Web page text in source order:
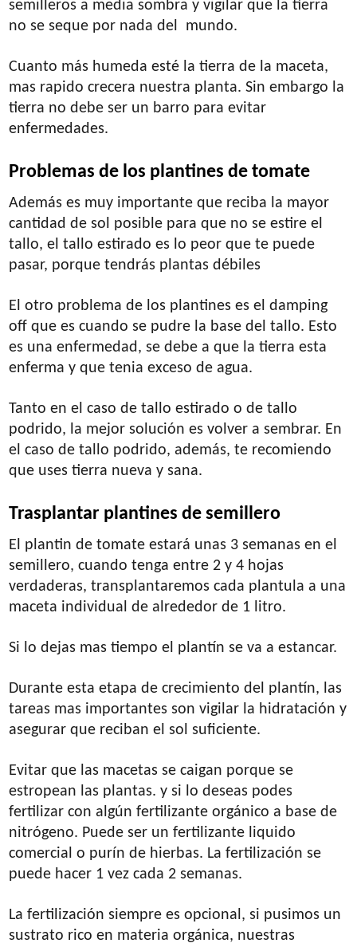
semilleros a media sombra y vigilar que la tierra
no se seque por nada del mundo.
Cuanto más humeda esté la tierra de la maceta,
mas rapido crecera nuestra planta. Sin embargo la
tierra no debe ser un barro para evitar
enfermedades.
Problemas de los plantines de tomate
Además es muy importante que reciba la mayor
cantidad de sol posible para que no se estire el
tallo, el tallo estirado es lo peor que te puede
pasar, porque tendrás plantas débiles
El otro problema de los plantines es el damping
off que es cuando se pudre la base del tallo. Esto
es una enfermedad, se debe a que la tierra esta
enferma y que tenia exceso de agua.
Tanto en el caso de tallo estirado o de tallo
podrido, la mejor solución es volver a sembrar. En
el caso de tallo podrido, además, te recomiendo
que uses tierra nueva y sana.
Trasplantar plantines de semillero
El plantin de tomate estará unas 3 semanas en el
semillero, cuando tenga entre 2 y 4 hojas
verdaderas, transplantaremos cada plantula a una
maceta individual de alrededor de 1 litro.
Si lo dejas mas tiempo el plantín se va a estancar.
Durante esta etapa de crecimiento del plantín, las
tareas mas importantes son vigilar la hidratación y
asegurar que reciban el sol suficiente.
Evitar que las macetas se caigan porque se
estropean las plantas. y si lo deseas podes
fertilizar con algún fertilizante orgánico a base de
nitrógeno. Puede ser un fertilizante liquido
comercial o purín de hierbas. La fertilización se
puede hacer 1 vez cada 2 semanas.
La fertilización siempre es opcional, si pusimos un
sustrato rico en materia orgánica, nuestras